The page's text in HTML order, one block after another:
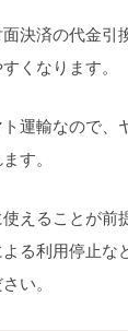
決済の代金引
くなります。
運輸なので、
す。
えることが前
る利用停止な
い。